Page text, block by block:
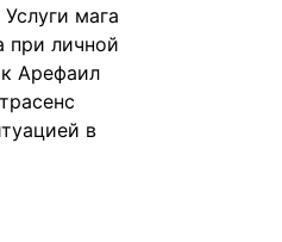
мага
при личной
Арефаил
в